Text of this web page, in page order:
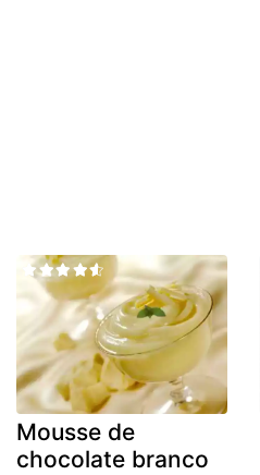
Mousse de
chocolate branco